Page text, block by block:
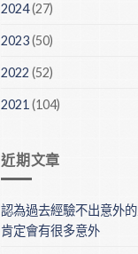
2024(27)
2023(50)
2022 (52)
2021 (104)
近期文章
認為過去經驗不出意外
肯定會有很多意外